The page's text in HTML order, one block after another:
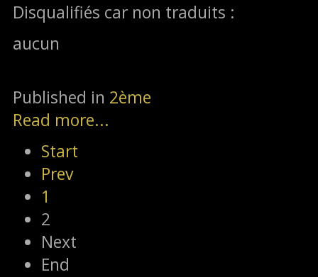
Disqualifiés car non traduits :
aucun
Published in 2ème
Read more...
Start
Prev
1
2
Next
End